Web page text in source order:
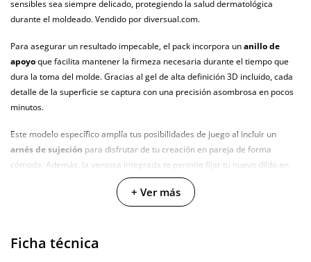
sensibles sea siempre delicado, protegiendo la salud dermatológica
durante el moldeado. Vendido por diversual.com.
Para asegurar un resultado impecable, el pack incorpora unanillo de
apoyoque facilita mantener la firmeza necesaria durante el tiempo que
dura la toma del molde. Gracias al gel de alta definición 3D incluido, cada
detalle de la superficie se captura con una precisión asombrosa en pocos
minutos.
Este modelo específico amplía tus posibilidades de juego al incluir un
arnés de sujeción para disfrutar de tu creación en pareja de forma
cómoda. Además, la ventosa integrada te permite fijar tu nuevo dildo en
cualquier superficie lisa, dándote libertad total para explorar tu placer.
Fórmula de modelado 3D basada en
+ Ver más
Ficha técnica